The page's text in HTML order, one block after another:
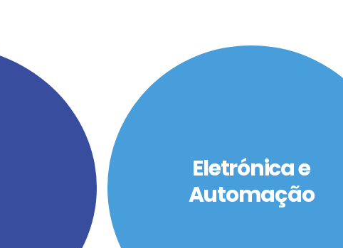
Eletrónica e
Automação